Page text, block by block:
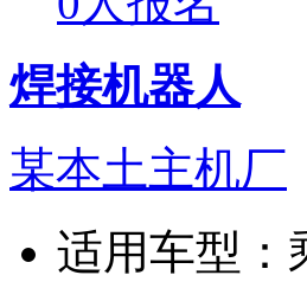
焊接机器人
某本土主机厂
适用车型：